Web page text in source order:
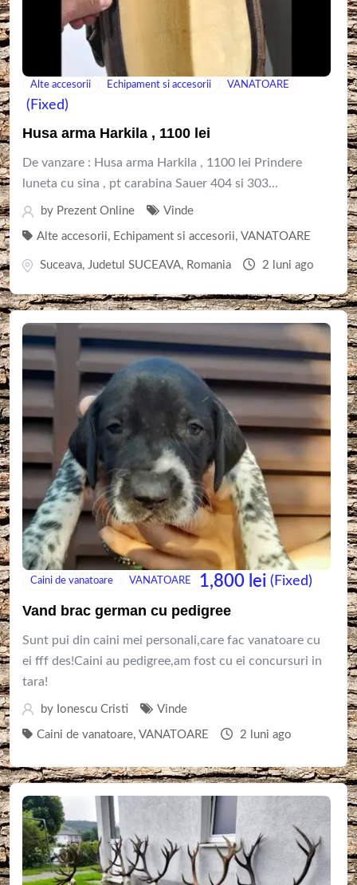
Alte accesorii Echipament si accesorii VANATOARE
(Fixed)
Husa arma Harkila , 1100 lei
De vanzare : Husa arma Harkila , 1100 lei Prindere
luneta cu sina , pt carabina Sauer 404 si 303...
by Prezent Online Vinde
Alte accesorii, Echipament si accesorii, VANATOARE
Suceava, Judetul SUCEAVA, Romania 2 luni ago
Caini de vanatoare VANATOARE 1,800 lei (Fixed)
Vand brac german cu pedigree
Sunt pui din caini mei personali,care fac vanatoare cu
ei fff des!Caini au pedigree,am fost cu ei concursuri in
tara!
by Ionescu Cristi Vinde
Caini de vanatoare, VANATOARE 2 luni ago